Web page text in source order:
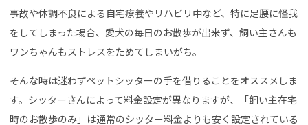
事故や体調不良による自宅療養やリハビリ中など、特に足腰に怪我
をしてしまった場合、愛犬の毎日のお散歩が出来ず、飼い主さんも
ワンちゃんもストレスをためてしまいがち。
そんな時は迷わずペットシッターの手を借りることをオススメしま
す。シッターさんによって料金設定が異なりますが、「飼い主在宅
時のお散歩のみ」は通常のシッター料金よりも安く設定されている